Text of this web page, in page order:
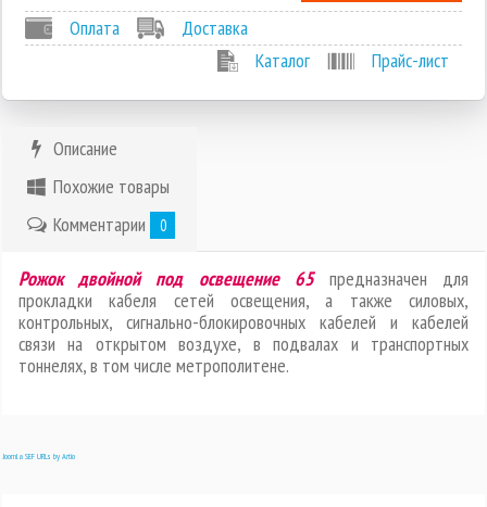
Оплата
Доставка
Каталог
Прайс-лист
Описание
Похожие товары
Комментарии
0
Рожок двойной под освещение 65предназначен для
прокладки кабеля сетей освещения, а также силовых,
контрольных, сигнально-блокировочных кабелей и кабелей
связи на открытом воздухе, в подвалах и транспортных
тоннелях, в том числе метрополитене.
Joomla SEF URLs by Artio